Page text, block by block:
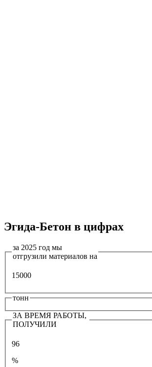
Эгида-Бетон в цифрах
за 2025 год мы
отгрузили материалов на
15000
тонн
ЗА ВРЕМЯ РАБОТЫ,
ПОЛУЧИЛИ
96
%